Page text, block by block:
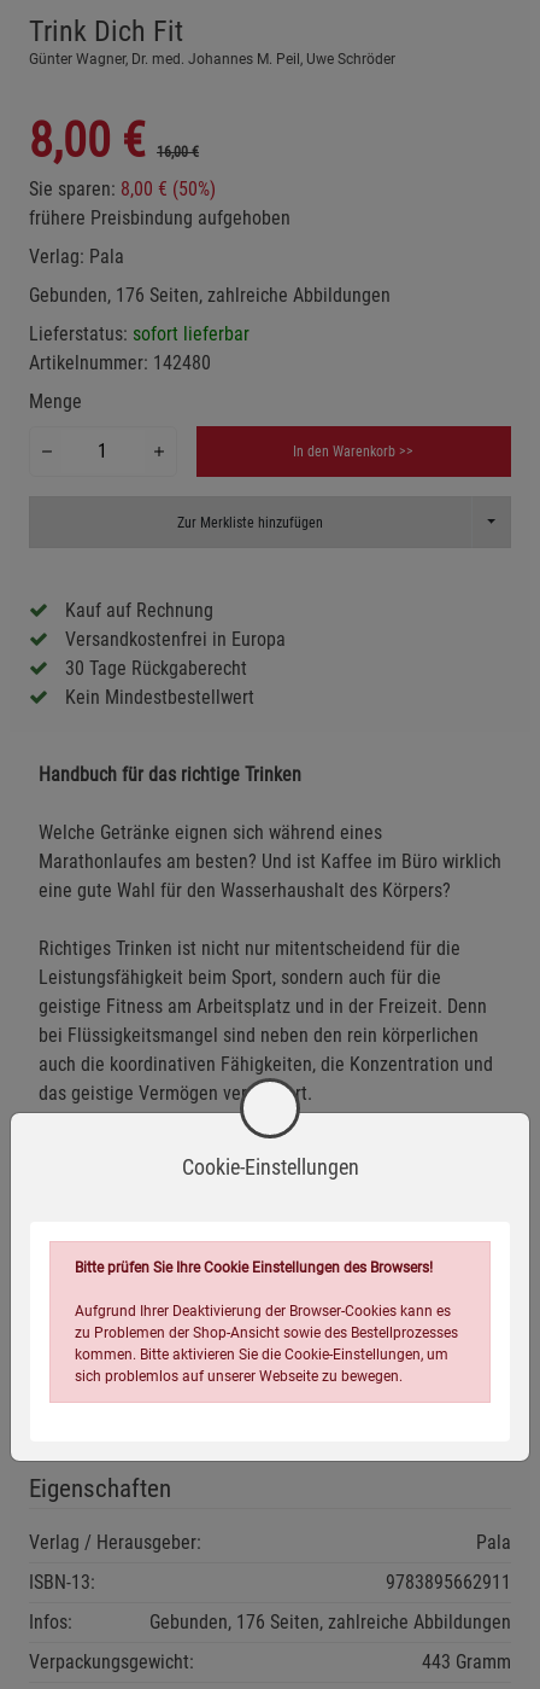
Trink Dich Fit
Günter Wagner, Dr. med. Johannes M. Peil, Uwe Schröder
8,00 € 16,00 €
Sie sparen: 8,00 € (50%)
frühere Preisbindung aufgehoben
Verlag: Pala
Gebunden, 176 Seiten, zahlreiche Abbildungen
Lieferstatus: sofort lieferbar
Artikelnummer: 142480
Menge
In den Warenkorb >>
Zur Merkliste hinzufügen Toggle
Kauf auf Rechnung
Versandkostenfrei in Europa
30 Tage Rückgaberecht
Kein Mindestbestellwert
Handbuch für das richtige Trinken
Welche Getränke eignen sich während eines
Marathonlaufes am besten? Und ist Kaffee im Büro wirklich
eine gute Wahl für den Wasserhaushalt des Körpers?
Richtiges Trinken ist nicht nur mitentscheidend für die
Leistungsfähigkeit beim Sport, sondern auch für die
geistige Fitness am Arbeitsplatz und in der Freizeit. Denn
bei Flüssigkeitsmangel sind neben den rein körperlichen
auch die koordinativen Fähigkeiten, die Konzentration und
das geistige Vermögen vermindert.
Nauheimer Institut für Sporternährung erklärt den
Zusammensetzung von Getränken je nach Lebenssituation.
In zahlreichen Tabellen werden unterschiedliche
Fitnessgetränke vorgestellt. Eine praxisorientierte
Getränkekunde und Rezepte für geeignete Getränke runden
das Buch ab.
Eigenschaften
Verlag / Herausgeber:
Pala
ISBN-13:
9783895662911
Infos:
Gebunden, 176 Seiten, zahlreiche Abbildungen
Verpackungsgewicht:
443 Gramm
Cookie-Einstellungen
Bitte prüfen Sie Ihre Cookie Einstellungen des Browsers!
Aufgrund Ihrer Deaktivierung der Browser-Cookies kann es
zu Problemen der Shop-Ansicht sowie des Bestellprozesses
kommen. Bitte aktivieren Sie die Cookie-Einstellungen, um
sich problemlos auf unserer Webseite zu bewegen.
Einstellungen speichern für die GruppeEinstellungen speichern für die Gruppe
Zurück Einstellungen speichern für die Gruppe
Einwilligung nicht erteilen